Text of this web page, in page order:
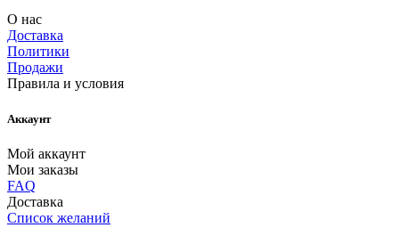
О нас
Доставка
Политики
Продажи
Правила и условия
Аккаунт
Мой аккаунт
Мои заказы
FAQ
Доставка
Список желаний